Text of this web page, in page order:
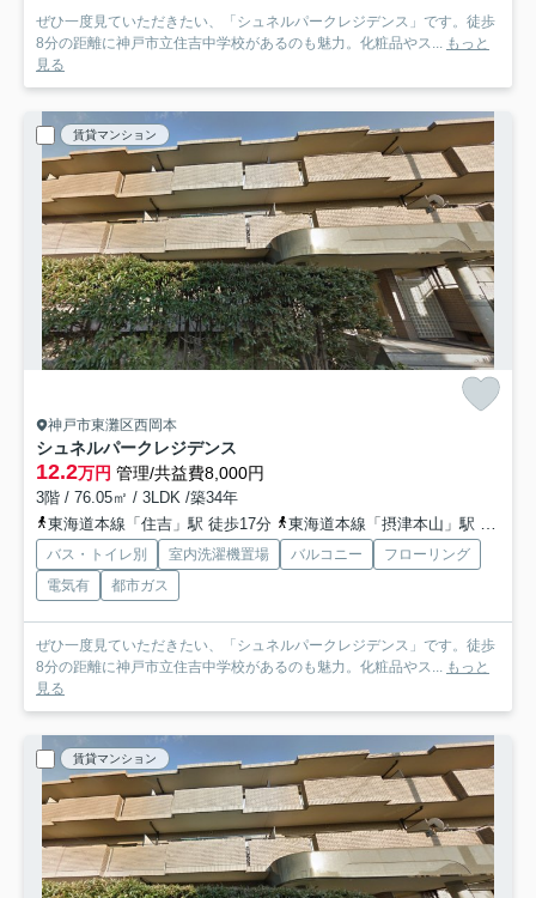
ぜひ一度見ていただきたい、「シュネルパークレジデンス」です。徒歩
8分の距離に神戸市立住吉中学校があるのも魅力。化粧品やス... もっと
見る
賃貸マンション
神戸市東灘区西岡本
シュネルパークレジデンス
12.2万円 管理/共益費8,000円
3階 / 76.05㎡ / 3LDK /築34年
東海道本線「住吉」駅 徒歩17分
東海道本線「摂津本山」駅 徒歩23分
バス・トイレ別 室内洗濯機置場 バルコニー
フローリング
電気有
都市ガス
ぜひ一度見ていただきたい、「シュネルパークレジデンス」です。徒歩
8分の距離に神戸市立住吉中学校があるのも魅力。化粧品やス...
もっと
見る
賃貸マンション